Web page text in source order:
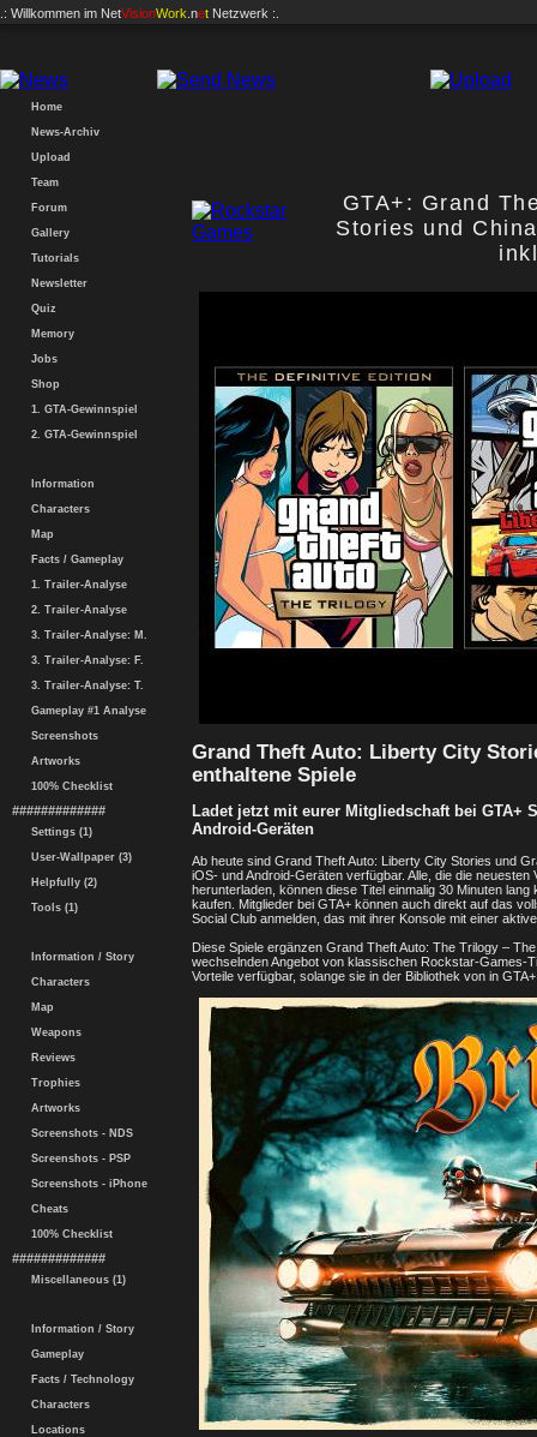
.: Willkommen im NetVisionWork .net Netzwerk :.
Home
News-Archiv
Upload
Team
Forum
Gallery
Tutorials
Newsletter
Quiz
Memory
Jobs
Shop
1. GTA-Gewinnspiel
2. GTA-Gewinnspiel
Information
Characters
Map
Facts / Gameplay
1. Trailer-Analyse
2. Trailer-Analyse
3. Trailer-Analyse: M.
3. Trailer-Analyse: F.
3. Trailer-Analyse: T.
Gameplay #1 Analyse
Screenshots
Artworks
100% Checklist
#############
Settings (1)
User-Wallpaper (3)
Helpfully (2)
Tools (1)
Information / Story
Characters
Map
Weapons
Reviews
Trophies
Artworks
Screenshots - NDS
Screenshots - PSP
Screenshots - iPhone
Cheats
100% Checklist
#############
Miscellaneous (1)
Information / Story
Gameplay
Facts / Technology
Characters
Locations
GTA+: Grand
Stories und
Grand Theft Auto: Liberty City
enthaltene Spiele
Ladet jetzt mit eurer Mitgliedschaft bei
Android-Geräten
Ab heute sind Grand Theft Auto: Liberty City Stories und
iOS- und Android-Geräten verfügbar. Alle, die die
herunterladen, können diese Titel einmalig 30 Minuten
kaufen. Mitglieder bei GTA+ können auch direkt auf das
Social Club anmelden, das mit ihrer Konsole mit einer
Diese Spiele ergänzen Grand Theft Auto: The Trilogy –
wechselnden Angebot von klassischen Rockstar-Games-
Vorteile verfügbar, solange sie in der Bibliothek von in